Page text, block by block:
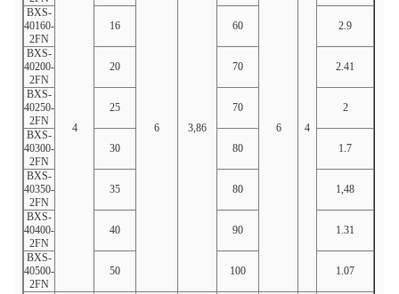
4 6 3,86 6 4
BXS-
40160-
2FN
16 60 2.9
BXS-
40200-
2FN
20 70 2.41
BXS-
40250-
2FN
25 70 2
BXS-
40300-
2FN
30 80 1.7
BXS-
40350-
2FN
35 80 1,48
BXS-
40400-
2FN
40 90 1.31
BXS-
40500-
2FN
50 100 1.07